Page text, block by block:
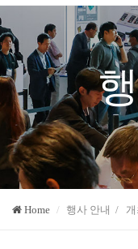
Home 행사 안내 / 개